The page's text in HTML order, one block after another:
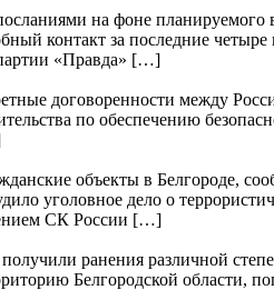
на фоне планируемого
контакт за последние
партии «Правда» […]
договоренности между
по обеспечению
объекты в Белгороде,
уголовное дело о
СК России […]
ранения различной
Белгородской области,